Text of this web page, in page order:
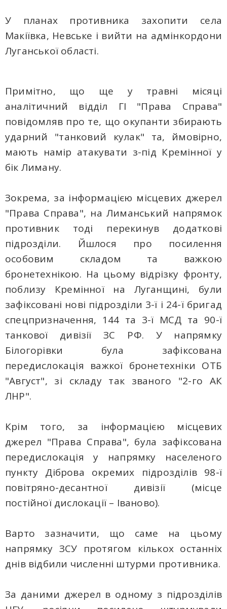
У планах противника захопити села
Макіївка, Невське і вийти на адмінкордони
Луганської області.
Примітно, що ще у травні місяці
аналітичний відділ ГІ "Права Справа"
повідомляв про те, що окупанти збирають
ударний "танковий кулак" та, ймовірно,
мають намір атакувати з-під Кремінної у
бік Лиману.
Зокрема, за інформацією місцевих джерел
"Права Справа", на Лиманський напрямок
противник тоді перекинув додаткові
підрозділи. Йшлося про посилення
особовим складом та важкою
бронетехнікою. На цьому відрізку фронту,
поблизу Кремінної на Луганщині, були
зафіксовані нові підрозділи 3-ї і 24-ї бригад
спецпризначення, 144 та 3-ї МСД та 90-ї
танкової дивізії ЗС РФ. У напрямку
Білогорівки була зафіксована
передислокація важкої бронетехніки ОТБ
"Август", зі складу так званого "2-го АК
ЛНР".
Крім того, за інформацією місцевих
джерел "Права Справа", була зафіксована
передислокація у напрямку населеного
пункту Діброва окремих підрозділів 98-ї
повітряно-десантної дивізії (місце
постійної дислокації – Іваново).
Варто зазначити, що саме на цьому
напрямку ЗСУ протягом кількох останніх
днів відбили численні штурми противника.
За даними джерел в одному з підрозділів